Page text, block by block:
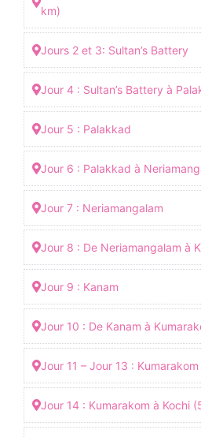
km)
Jours 2 et 3: Sultan’s Battery
Jour 4 : Sultan’s Battery à
Jour 5 : Palakkad
Jour 6 : Palakkad à
Jour 7 : Neriamangalam
Jour 8 : De Neriamangalam à
Jour 9 : Kanam
Jour 10 : De Kanam à
Jour 11 – Jour 13 : Kumarakom
Jour 14 : Kumarakom à Kochi